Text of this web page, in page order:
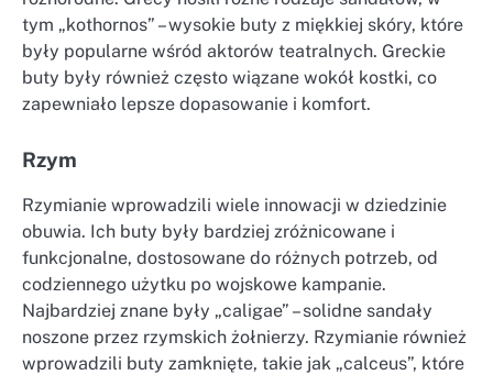
tym „kothornos” – wysokie buty z miękkiej skóry, które
były popularne wśród aktorów teatralnych. Greckie
buty były również często wiązane wokół kostki, co
zapewniało lepsze dopasowanie i komfort.
Rzym
Rzymianie wprowadzili wiele innowacji w dziedzinie
obuwia. Ich buty były bardziej zróżnicowane i
funkcjonalne, dostosowane do różnych potrzeb, od
codziennego użytku po wojskowe kampanie.
Najbardziej znane były „caligae” – solidne sandały
noszone przez rzymskich żołnierzy. Rzymianie również
wprowadzili buty zamknięte, takie jak „calceus”, które